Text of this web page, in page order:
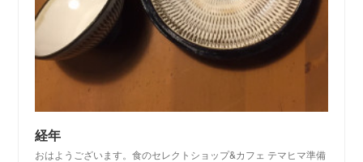
経年
おはようございます。食のセレクトショップ&カフェ テマヒマ準備